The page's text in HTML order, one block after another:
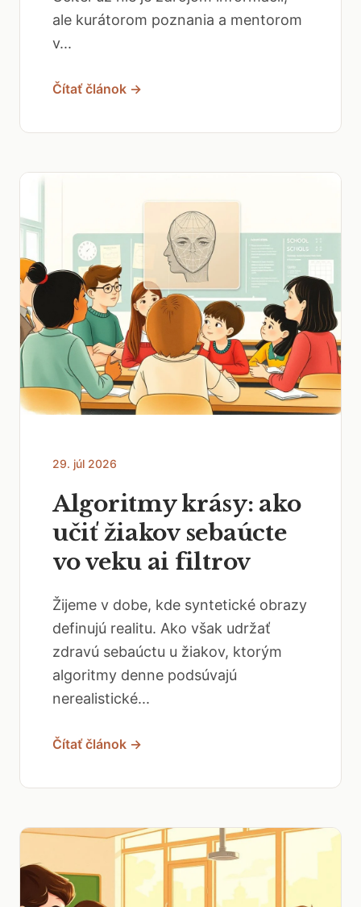
ale kurátorom poznania a mentorom
v...
Čítať článok →
29. júl 2026
Algoritmy krásy: ako
učiť žiakov sebaúcte
vo veku ai filtrov
Žijeme v dobe, kde syntetické obrazy
definujú realitu. Ako však udržať
zdravú sebaúctu u žiakov, ktorým
algoritmy denne podsúvajú
nerealistické...
Čítať článok →